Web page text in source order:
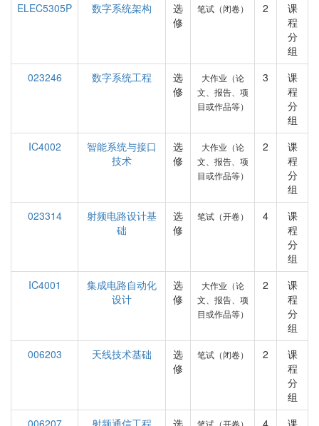
ELEC5305P 数字系统架构
选
修
笔试（闭卷） 2
课
程
分
组
023246
数字系统工程
选
修
大作业（论
文、报告、项
目或作品等）
3
课
程
分
组
IC4002
智能系统与接口
技术
选
修
大作业（论
文、报告、项
目或作品等）
2
课
程
分
组
023314
射频电路设计基
础
选
修
笔试（开卷） 4
课
程
分
组
IC4001
集成电路自动化
设计
选
修
大作业（论
文、报告、项
目或作品等）
2
课
程
分
组
006203
天线技术基础
选
修
笔试（闭卷） 2
课
程
分
组
006207
射频通信工程 选 笔试（开卷） 4 课